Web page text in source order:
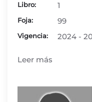
Libro: 1
Foja: 99
Vigencia: 2024 -
Leer más